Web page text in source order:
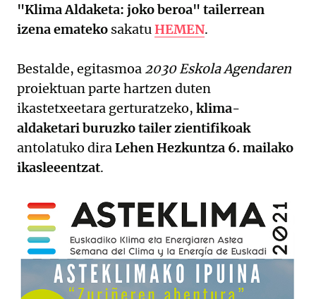
"Klima Aldaketa: joko beroa" tailerrean
izena emateko sakatuHEMEN.
Bestalde, egitasmoa 2030 Eskola Agendaren
proiektuan parte hartzen duten
ikastetxeetara gerturatzeko, klima-
aldaketari buruzko tailer zientifikoak
antolatuko diraLehen Hezkuntza 6. mailako
ikasleeentzat.